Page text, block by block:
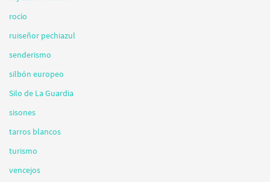
rocío
ruiseñor pechiazul
senderismo
silbón europeo
Silo de La Guardia
sisones
tarros blancos
turismo
vencejos